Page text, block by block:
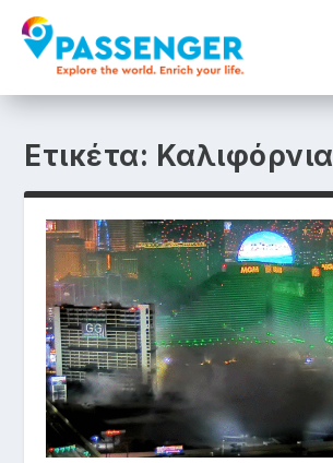
Ετικέτα: Καλιφόρνια